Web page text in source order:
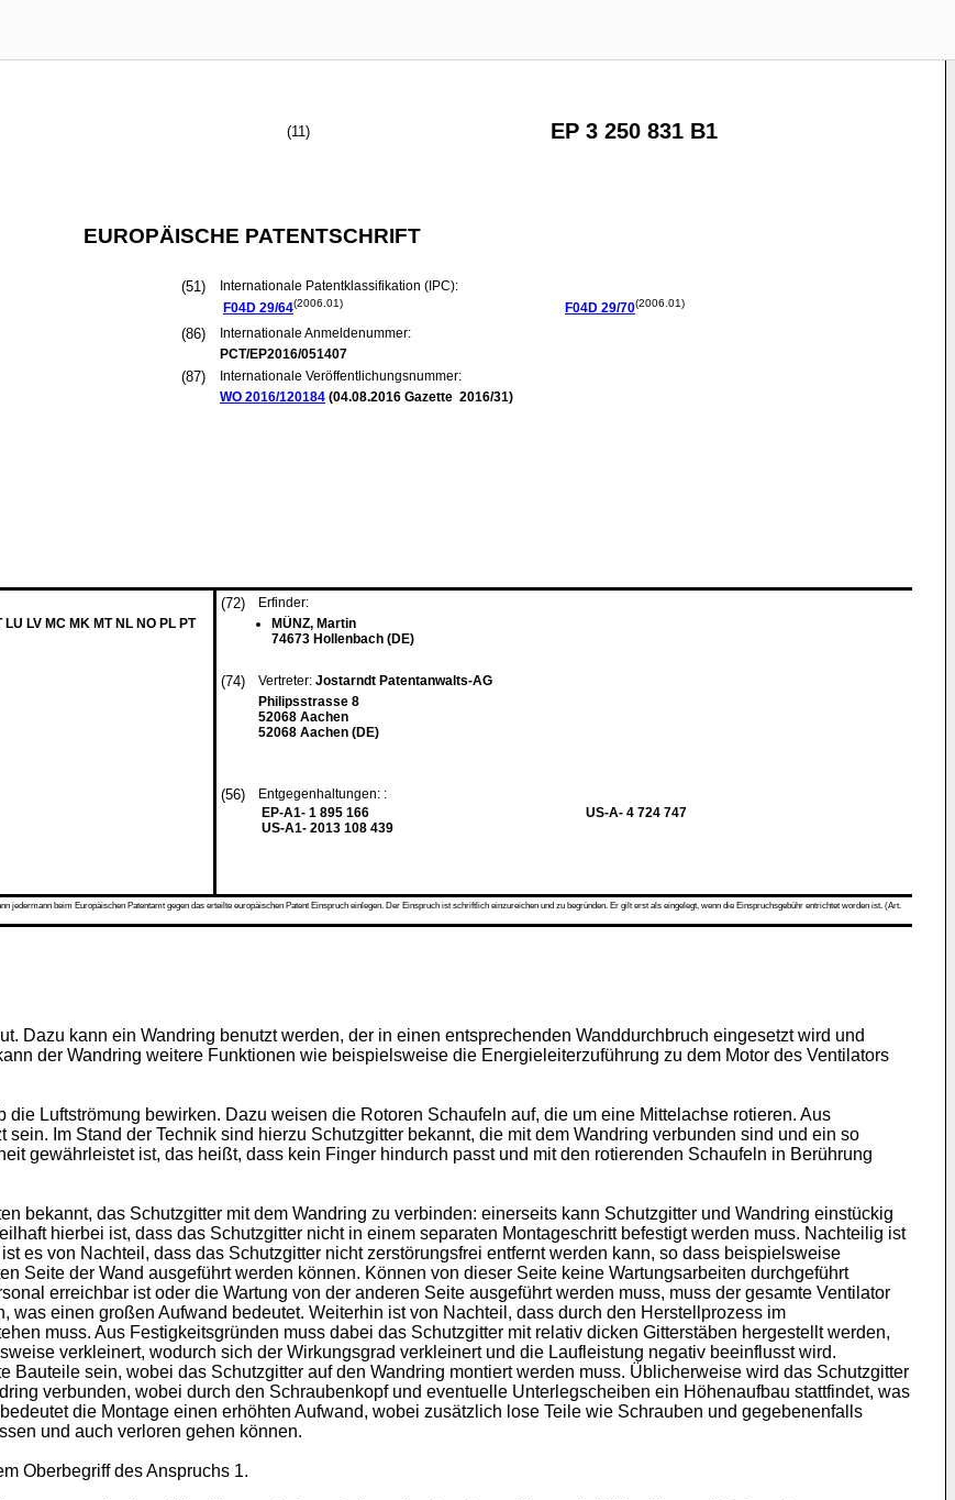
(11) EP 3 250 831 B1
EUROPÄISCHE PATENTSCHRIFT
(51)
Internationale Patentklassifikation (IPC):
F04D 29/64(2006.01) F04D 29/70(2006.01)
(86)
Internationale Anmeldenummer:
PCT/EP2016/051407
(87)
Internationale Veröffentlichungsnummer:
WO 2016/120184 (04.08.2016 Gazette 2016/31)
LV MC MK MT NL NO PL PT
(72)
Erfinder:
MÜNZ, Martin
74673 Hollenbach (DE)
(74) Vertreter: Jostarndt Patentanwalts-AG
Philipsstrasse 8
52068 Aachen
52068 Aachen (DE)
(56)
Entgegenhaltungen: :
EP-A1- 1 895 166
US-A1- 2013 108 439
US-A- 4 724 747
jedermann beim Europäischen Patentamt gegen das erteilte europäischen Patent Einspruch einlegen. Der Einspruch ist schriftlich einzureichen und zu begründen. Er gilt erst als eingelegt, wenn die Einspruchsgebühr entrichtet worden ist. (Art.
Dazu kann ein Wandring benutzt werden, der in einen entsprechenden Wanddurchbruch eingesetzt wird und
der Wandring weitere Funktionen wie beispielsweise die Energieleiterzuführung zu dem Motor des Ventilators
Luftströmung bewirken. Dazu weisen die Rotoren Schaufeln auf, die um eine Mittelachse rotieren. Aus
Im Stand der Technik sind hierzu Schutzgitter bekannt, die mit dem Wandring verbunden sind und ein so
gewährleistet ist, das heißt, dass kein Finger hindurch passt und mit den rotierenden Schaufeln in Berührung
bekannt, das Schutzgitter mit dem Wandring zu verbinden: einerseits kann Schutzgitter und Wandring einstückig
hierbei ist, dass das Schutzgitter nicht in einem separaten Montageschritt befestigt werden muss. Nachteilig ist
es von Nachteil, dass das Schutzgitter nicht zerstörungsfrei entfernt werden kann, so dass beispielsweise
Seite der Wand ausgeführt werden können. Können von dieser Seite keine Wartungsarbeiten durchgeführt
erreichbar ist oder die Wartung von der anderen Seite ausgeführt werden muss, muss der gesamte Ventilator
was einen großen Aufwand bedeutet. Weiterhin ist von Nachteil, dass durch den Herstellprozess im
muss. Aus Festigkeitsgründen muss dabei das Schutzgitter mit relativ dicken Gitterstäben hergestellt werden,
verkleinert, wodurch sich der Wirkungsgrad verkleinert und die Laufleistung negativ beeinflusst wird.
Bauteile sein, wobei das Schutzgitter auf den Wandring montiert werden muss. Üblicherweise wird das Schutzgitter
verbunden, wobei durch den Schraubenkopf und eventuelle Unterlegscheiben ein Höhenaufbau stattfindet, was
die Montage einen erhöhten Aufwand, wobei zusätzlich lose Teile wie Schrauben und gegebenenfalls
und auch verloren gehen können.
Oberbegriff des Anspruchs 1.